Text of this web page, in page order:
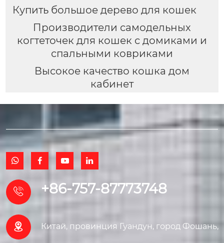
Купить большое дерево для кошек
Производители самодельных
когтеточек для кошек с домиками и
спальными ковриками
Высокое качество кошка дом
кабинет
   
 +86-757-87773748
 Китай, провинция Гуандун, город Фошань,